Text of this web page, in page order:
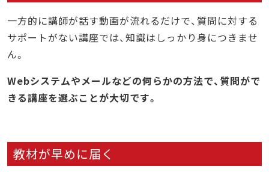
一方的に講師が話す動画が流れるだけで、質問に対する
サポートがない講座では、知識はしっかり身につきませ
ん。
Webシステムやメールなどの何らかの方法で、質問がで
きる講座を選ぶことが大切です。
教材が早めに届く